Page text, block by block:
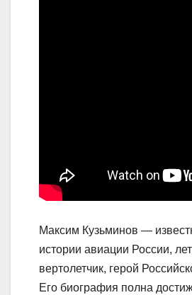
Максим Кузьминов —
истории авиации России,
вертолетчик, герой
Его биография полна